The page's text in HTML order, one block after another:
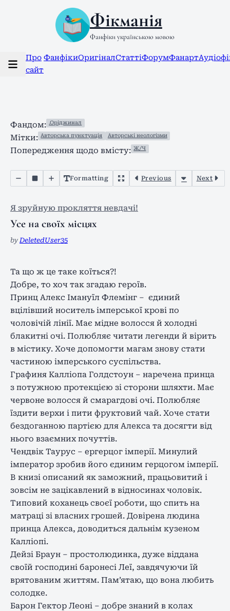
Фікманія
Фанфіки українською мовою
Про
сайт
ФанфікиОригіналСтаттіФорумФанарт
Фандом: .Оріджинал
Мітки: Авторська пунктуація Авторські неологізми
Попередження щодо вмісту: Ж/Ч
Formatting Previous Next
Я зруйную прокляття невдачі!
Усе на своїх місцях
by DeletedUser35
Та що ж це таке коїться?!
Добре, то хоч так згадаю героїв.
Принц Алекс Імануїл Флемінг – єдиний
вцілівший носитель імперської крові по
чоловічій лінії. Має мідне волосся й холодні
блакитні очі. Полюбляє читати легенди й вірить
в містику. Хоче допомогти магам знову стати
частиною імперського суспільства.
Графиня Калліопа Голдстоун – наречена принца
з потужною протекцією зі сторони шляхти. Має
червоне волосся й смарагдові очі. Полюбляє
їздити верхи і пити фруктовий чай. Хоче стати
бездоганною партією для Алекса та досягти від
нього взаємних почуттів.
Чендвік Таурус – ергерцог імперії. Минулий
імператор зробив його єдиним герцогом імперії.
В книзі описаний як заможний, працьовитий і
зовсім не зацікавлений в відносинах чоловік.
Типовий коханець своєї роботи, що спить на
матраці зі власних грошей. Довірена людина
принца Алекса, доводиться дальнім кузеном
Калліопі.
Дейзі Браун – простолюдинка, дуже віддана
своїй господині баронесі Леї, завдячуючи їй
врятованим життям. Пам’ятаю, що вона любить
солодке.
Барон Гектор Леоні – добре знаний в колах